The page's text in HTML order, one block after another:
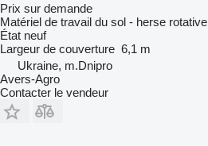
Prix sur demande
Matériel de travail du sol - herse rotative
État neuf
Largeur de couverture 6,1 m
Ukraine, m.Dnipro
Avers-Agro
Contacter le vendeur